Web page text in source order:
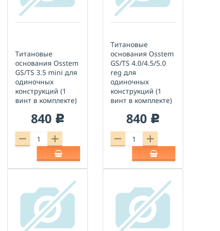
Титановые
основания Osstem
GS/TS 3.5 mini для
одиночных
конструкций (1
винт в комплекте)
840 c
Титановые
основания Osstem
GS/TS 4.0/4.5/5.0
reg для
одиночных
конструкций (1
винт в комплекте)
840 c